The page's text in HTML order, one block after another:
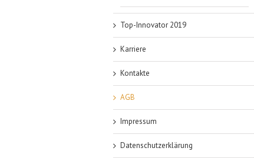
Top-Innovator 2019
Karriere
Kontakte
AGB
Impressum
Datenschutzerklärung